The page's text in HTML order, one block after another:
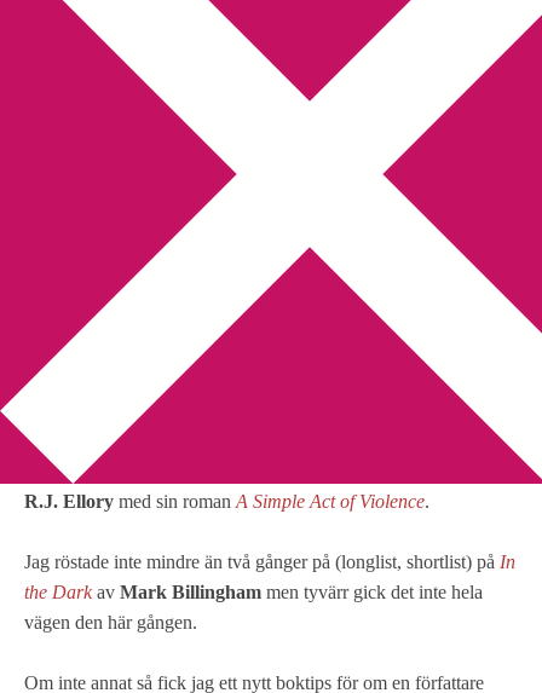
Deckare, kriminalromaner, thrillers
Hem Författarfemman
Webbshop Amazon
Bokbloggsjerka Bloggmaraton
Kriminalroman Min tv-blogg
You are here: Mark Billingham Och vinnaren….
Och vinnaren….
byAnnika
Theakstons Old Peculier Crime Novel of the Year 2010
R.J. Ellory med sin roman A Simple Act of Violence.
Jag röstade inte mindre än två gånger på (longlist, shortlist) på In
the Darkav Mark Billingham men tyvärr gick det inte hela
vägen den här gången.
Om inte annat så fick jag ett nytt boktips för om en författare